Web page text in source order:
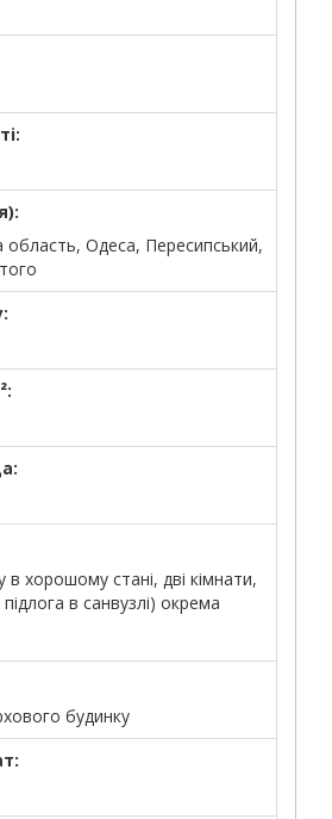
область, Одеса, Пересипський,
хорошому стані, дві кімнати,
в санвузлі) окрема
будинку